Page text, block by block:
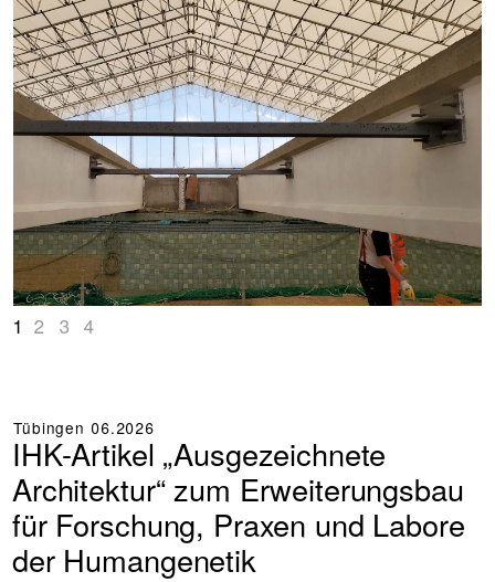
1 2 3 4
Tübingen 06.2026
IHK-Artikel „Ausgezeichnete
Architektur“ zum Erweiterungsbau
für Forschung, Praxen und Labore
der Humangenetik
+ + +